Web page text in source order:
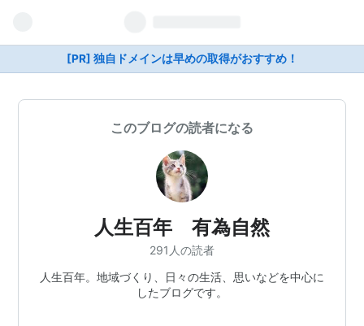
[PR] 独自ドメインは早めの取得がおすすめ！
このブログの読者になる
人生百年 有為自然
291人の読者
人生百年。地域づくり、日々の生活、思いなどを中心に
したブログです。